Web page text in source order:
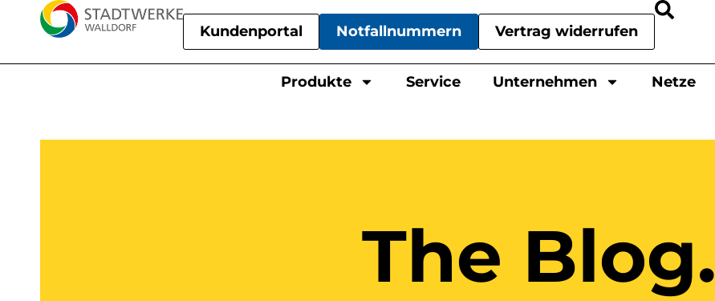
Kundenportal Notfallnummern Vertrag widerrufen
Produkte Service Unternehmen Netze
The Blog.